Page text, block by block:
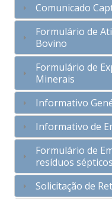
Comunicado
Formulário de
Bovino
Formulário de
Minerais
Informativo
Informativo de
Formulário de
resíduos sépticos
Solicitação de